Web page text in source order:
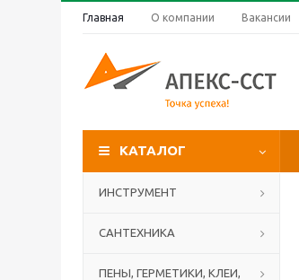
Главная О компании Вакансии
КАТАЛОГ
ИНСТРУМЕНТ
САНТЕХНИКА
ПЕНЫ, ГЕРМЕТИКИ, КЛЕИ,